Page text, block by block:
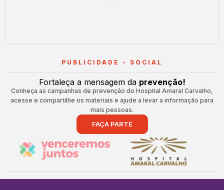
PUBLICIDADE - SOCIAL
Fortaleça a mensagem da prevenção!
Conheça as campanhas de prevenção do Hospital Amaral Carvalho,
acesse e compartilhe os materiais e ajude a levar a informação para
mais pessoas.
FAÇA PARTE